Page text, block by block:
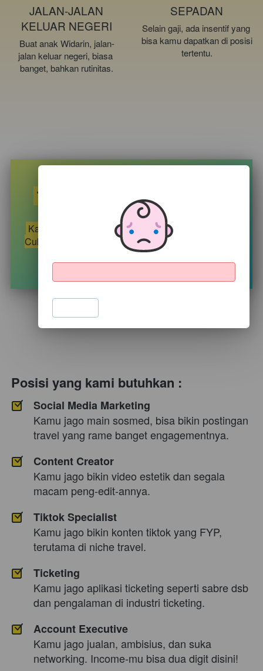
JALAN-JALAN
KELUAR NEGERI
Buat anak Widarin, jalan-
jalan keluar negeri, biasa
banget, bahkan rutinitas.
SEPADAN
Selain gaji, ada insentif yang
bisa kamu dapatkan di posisi
tertentu.
kerja di Travel Online juga?
Cukup tunjukin aja gaji dan jobdesc di tempat kerja
sebelumnya
Posisi yang kami butuhkan :
Social Media Marketing
Kamu jago main sosmed, bisa bikin postingan
travel yang rame banget engagementnya.
Content Creator
Kamu jago bikin video estetik dan segala
macam peng-edit-annya.
Tiktok Specialist
Kamu jago bikin konten tiktok yang FYP,
terutama di niche travel.
Ticketing
Kamu jago aplikasi ticketing seperti sabre dsb
dan pengalaman di industri ticketing.
Account Executive
Kamu jago jualan, ambisius, dan suka
networking. Income-mu bisa dua digit disini!